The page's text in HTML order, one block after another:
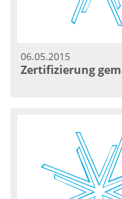
06.05.2015
Zertifizierung